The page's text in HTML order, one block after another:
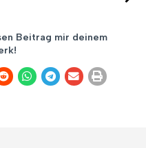
Beitrag mir deinem